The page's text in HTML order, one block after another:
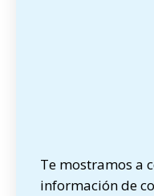
Te mostramos a
información de